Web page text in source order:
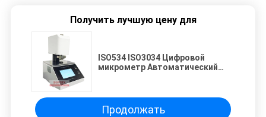
Получить лучшую цену для
ISO534 ISO3034 Цифровой
микрометр Автоматический
Продолжать